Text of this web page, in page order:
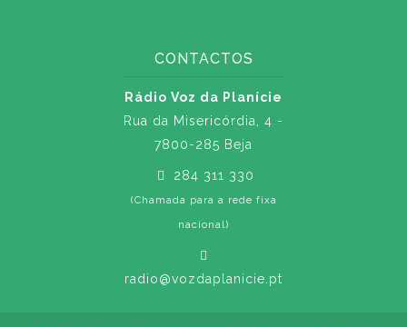
CONTACTOS
Rádio Voz da Planície
Rua da Misericórdia, 4 -
7800-285 Beja
284 311 330
(Chamada para a rede fixa
nacional)
radio@vozdaplanicie.pt